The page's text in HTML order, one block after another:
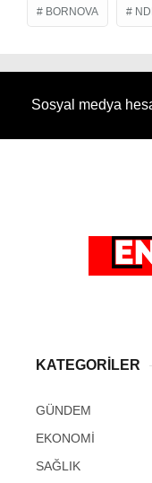
BORNOVA
Sosyal medya
KATEGORİLER
GÜNDEM
EKONOMİ
SAĞLIK